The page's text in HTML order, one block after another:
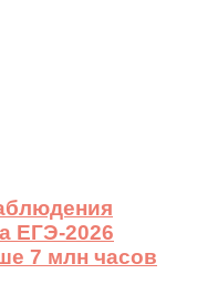
ЕГЭ-2026
7 млн часов